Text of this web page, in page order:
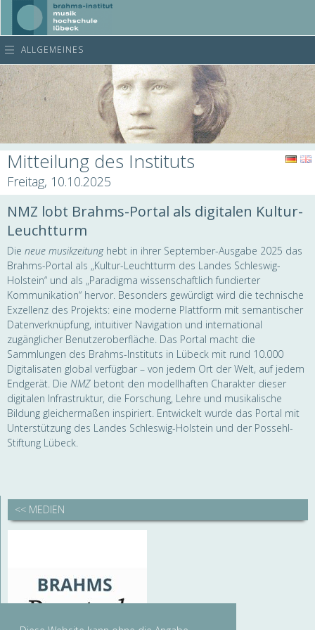
ALLGEMEINES
Mitteilung des Instituts
Freitag, 10.10.2025
NMZ lobt Brahms-Portal als digitalen Kultur-
Leuchtturm
Die neue musikzeitunghebt in ihrer September-Ausgabe 2025 das
Brahms-Portal als „Kultur-Leuchtturm des Landes Schleswig-
Holstein“ und als „Paradigma wissenschaftlich fundierter
Kommunikation“ hervor. Besonders gewürdigt wird die technische
Exzellenz des Projekts: eine moderne Plattform mit semantischer
Datenverknüpfung, intuitiver Navigation und international
zugänglicher Benutzeroberfläche. Das Portal macht die
Sammlungen des Brahms-Instituts in Lübeck mit rund 10.000
Digitalisaten global verfügbar – von jedem Ort der Welt, auf jedem
Endgerät. Die NMZ betont den modellhaften Charakter dieser
digitalen Infrastruktur, die Forschung, Lehre und musikalische
Bildung gleichermaßen inspiriert. Entwickelt wurde das Portal mit
Unterstützung des Landes Schleswig-Holstein und der Possehl-
Stiftung Lübeck.
<< MEDIEN